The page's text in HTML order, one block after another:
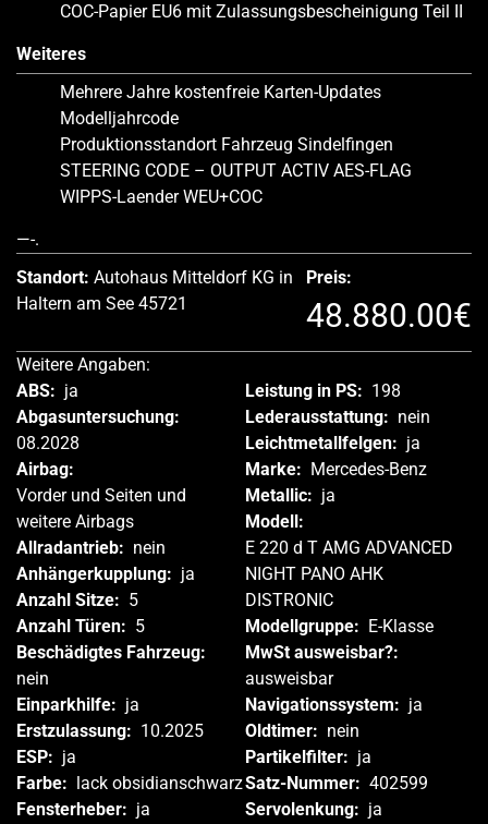
COC-Papier EU6 mit Zulassungsbescheinigung Teil II
Weiteres
Mehrere Jahre kostenfreie Karten-Updates
Modelljahrcode
Produktionsstandort Fahrzeug Sindelfingen
STEERING CODE – OUTPUT ACTIV AES-FLAG
WIPPS-Laender WEU+COC
—-.
Standort: Autohaus Mitteldorf KG in
Haltern am See 45721
Preis:
48.880.00€
Weitere Angaben:
ABS: ja
Abgasuntersuchung:
08.2028
Airbag:
Vorder und Seiten und
weitere Airbags
Allradantrieb: nein
Anhängerkupplung: ja
Anzahl Sitze: 5
Anzahl Türen: 5
Beschädigtes Fahrzeug:
nein
Einparkhilfe: ja
Erstzulassung: 10.2025
ESP: ja
Farbe:
lack obsidianschwarz
Fensterheber: ja
Leistung in PS: 198
Lederausstattung: nein
Leichtmetallfelgen: ja
Marke: Mercedes-Benz
Metallic: ja
Modell:
E 220 d T AMG ADVANCED
NIGHT PANO AHK
DISTRONIC
Modellgruppe: E-Klasse
MwSt ausweisbar?:
ausweisbar
Navigationssystem: ja
Oldtimer: nein
Partikelfilter: ja
Satz-Nummer: 402599
Servolenkung: ja